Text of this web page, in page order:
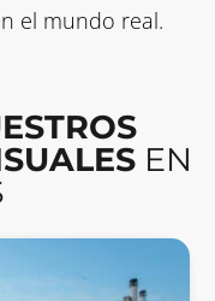
el mundo real.
EN